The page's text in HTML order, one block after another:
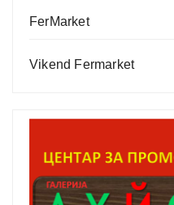
FerMarket
Vikend Fermarket